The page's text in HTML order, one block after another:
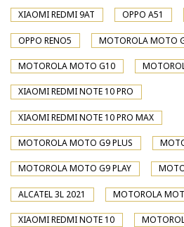
XIAOMI REDMI 9AT OPPO A51
OPPO RENO5 MOTOROLA MOTO
MOTOROLA MOTO G10
XIAOMI REDMI NOTE 10 PRO
XIAOMI REDMI NOTE 10 PRO MAX
MOTOROLA MOTO G9 PLUS
MOTOROLA MOTO G9 PLAY
ALCATEL 3L 2021 MOTOROLA
XIAOMI REDMI NOTE 10